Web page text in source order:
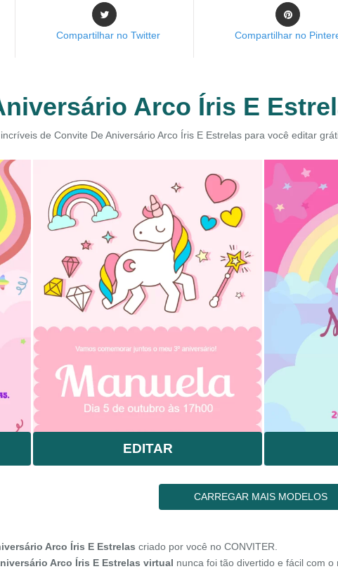
Compartilhar no Twitter Compartilhar no
Arco Íris E
de Convite De Aniversário Arco Íris E Estrelas para você editar
EDITAR
CARREGAR MAIS MODELOS
Arco Íris E Estrelas criado por você no CONVITER.
Arco Íris E Estrelas virtual nunca foi tão divertido e fácil com o